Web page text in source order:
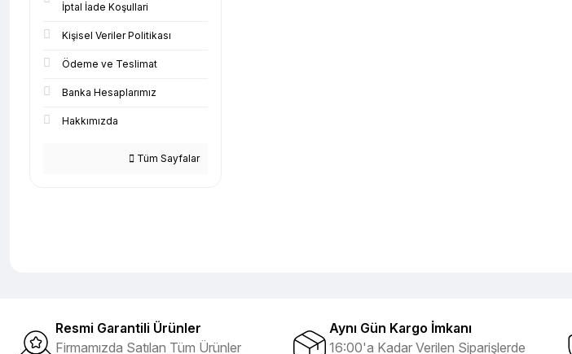
İptal İade Koşullari
Kişisel Veriler Politikası
Ödeme ve Teslimat
Banka Hesaplarımız
Hakkımızda
Tüm Sayfalar
Resmi Garantili Ürünler
Firmamızda Satılan Tüm Ürünler
Aynı Gün Kargo İmkanı
16:00'a Kadar Verilen Siparişlerde